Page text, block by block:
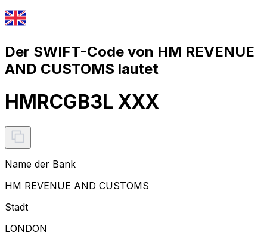
Der SWIFT-Code von HM REVENUE
AND CUSTOMS lautet
HMRCGB3L XXX
Name der Bank
HM REVENUE AND CUSTOMS
Stadt
LONDON